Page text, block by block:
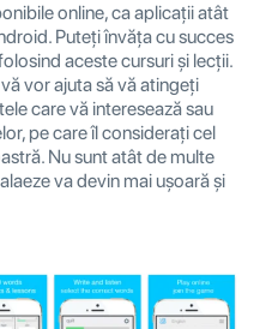
online, ca aplicații atât
Puteți învăța cu succes
aceste cursuri și lecții.
vor ajuta să vă atingeți
care vă interesează sau
pe care îl considerați cel
Nu sunt atât de multe
va devin mai ușoară și